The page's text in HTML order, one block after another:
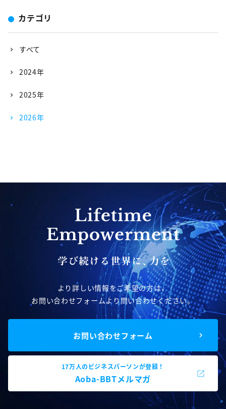
カテゴリ
すべて
2024年
2025年
2026年
より詳しい情報をご希望の方は、
お問い合わせフォームより問い合わせください。
お問い合わせフォーム
17万人のビジネスパーソンが登録！
Aoba-BBTメルマガ